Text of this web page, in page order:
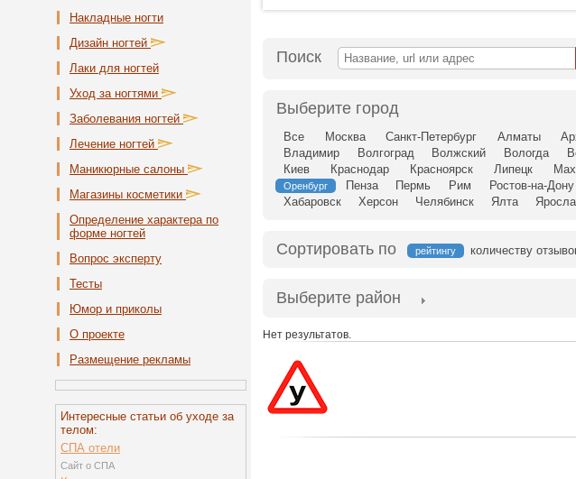
Накладные ногти
Дизайн ногтей
Лаки для ногтей
Уход за ногтями
Заболевания ногтей
Лечение ногтей
Маникюрные салоны
Магазины косметики
Определение характера по
форме ногтей
Вопрос эксперту
Тесты
Юмор и приколы
О проекте
Размещение рекламы
Интересные статьи об уходе за
телом:
СПА отели
Сайт о СПА
Поиск
Выберите город
Все Москва Санкт-Петербург Алматы
Владимир
Волгоград Волжский Вологда
Киев
Краснодар Красноярск Липецк
Оренбург Пенза Пермь Рим Ростов-на-Дону
Хабаровск
Херсон Челябинск Ялта
Сортировать по рейтингу количеству
Выберите район
Нет результатов.